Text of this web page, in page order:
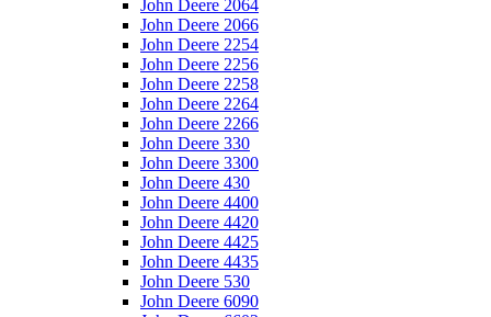
John Deere 2064
John Deere 2066
John Deere 2254
John Deere 2256
John Deere 2258
John Deere 2264
John Deere 2266
John Deere 330
John Deere 3300
John Deere 430
John Deere 4400
John Deere 4420
John Deere 4425
John Deere 4435
John Deere 530
John Deere 6090